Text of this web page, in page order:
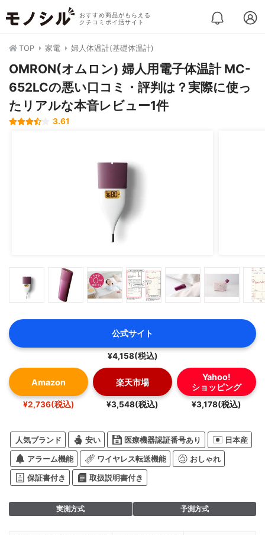
おすすめ商品がもらえる
クチコミポイ活サイト
TOP 家電 婦人体温計(基礎体温計)
OMRON(オムロン) 婦人用電子体温計 MC-
652LCの悪い口コミ・評判は？実際に使っ
たリアルな本音レビュー1件
3.61
公式サイト
¥4,158(税込)
Amazon
¥2,736(税込)
楽天市場
¥3,548(税込)
Yahoo!
ショッピング
¥3,178(税込)
人気ブランド 安い 医療機器認証番号あり 日本産
アラーム機能 ワイヤレス転送機能 おしゃれ
保証書付き 取扱説明書付き
実測方式 予測方式